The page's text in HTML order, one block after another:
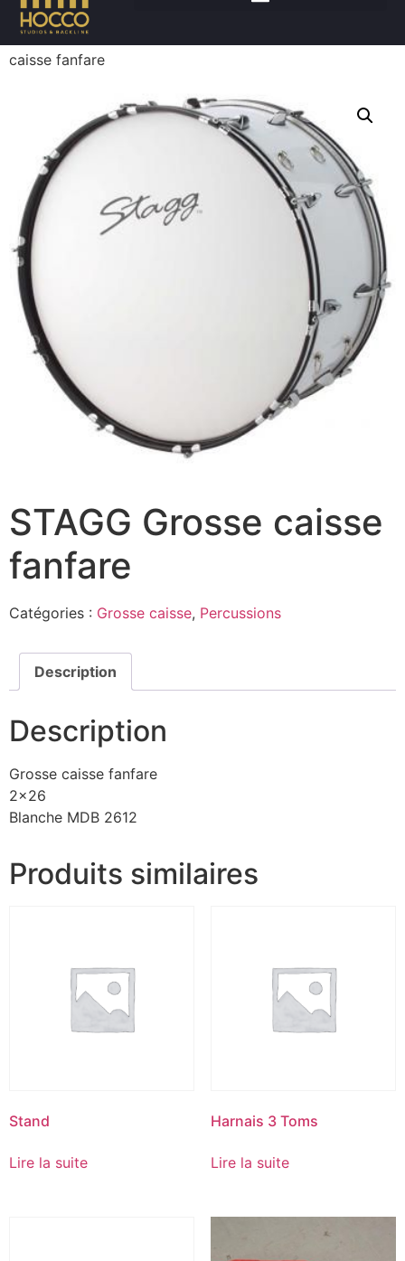
Accueil/Percussions
caisse fanfare
STAGG Grosse caisse
fanfare
Catégories : Grosse caisse, Percussions
Description
Description
Grosse caisse fanfare
2×26
Blanche MDB 2612
Produits similaires
Stand
Lire la suite
Harnais 3 Toms
Lire la suite